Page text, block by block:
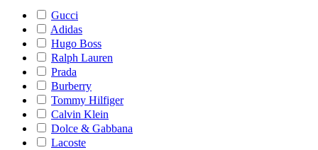
Gucci
Adidas
Hugo Boss
Ralph Lauren
Prada
Burberry
Tommy Hilfiger
Calvin Klein
Dolce & Gabbana
Lacoste